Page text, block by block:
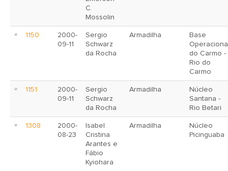
C.
Mossolin
1150
2000-
09-11
Sergio
Schwarz
da Rocha
Armadilha
Base
do Carmo -
Rio do
Carmo
1151
2000-
09-11
Sergio
Schwarz
da Rocha
Armadilha
Núcleo
Santana -
Rio Betari
1308
2000-
08-23
Isabel
Cristina
Arantes e
Fábio
Kyiohara
Armadilha
Núcleo
Picinguaba